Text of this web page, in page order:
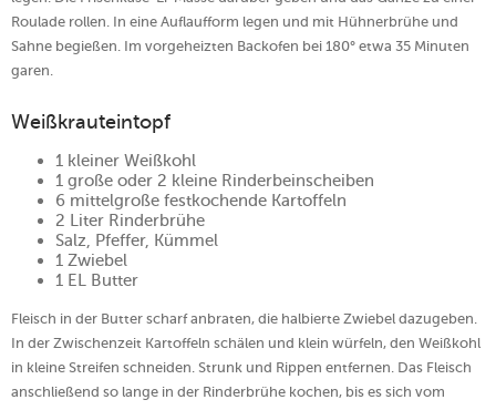
Roulade rollen. In eine Auflaufform legen und mit Hühnerbrühe und
Sahne begießen. Im vorgeheizten Backofen bei 180° etwa 35 Minuten
garen.
Weißkrauteintopf
1 kleiner Weißkohl
1 große oder 2 kleine Rinderbeinscheiben
6 mittelgroße festkochende Kartoffeln
2 Liter Rinderbrühe
Salz, Pfeffer, Kümmel
1 Zwiebel
1 EL Butter
Fleisch in der Butter scharf anbraten, die halbierte Zwiebel dazugeben.
In der Zwischenzeit Kartoffeln schälen und klein würfeln, den Weißkohl
in kleine Streifen schneiden. Strunk und Rippen entfernen. Das Fleisch
anschließend so lange in der Rinderbrühe kochen, bis es sich vom